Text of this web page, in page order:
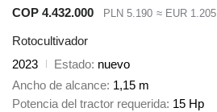
COP 4.432.000
PLN 5.190 ≈ EUR 1.205
Rotocultivador
2023
Estado nuevo
Ancho de alcance 1,15 m
Potencia del tractor requerida 15 Hp